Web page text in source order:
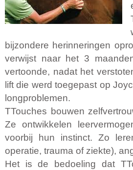
bijzondere herinneringen
verwijst naar het 3
vertoonde, nadat het
lift die werd toegepast op
longproblemen.
TTouches bouwen
Ze ontwikkelen
voorbij hun instinct. Zo
operatie, trauma of ziekte),
Het is de bedoeling dat